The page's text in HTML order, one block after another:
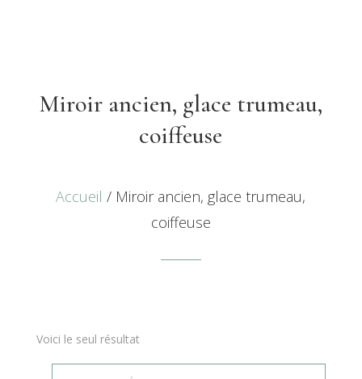
Miroir ancien, glace trumeau,
coiffeuse
Accueil / Miroir ancien, glace trumeau,
coiffeuse
Voici le seul résultat